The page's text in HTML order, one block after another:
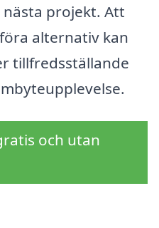
projekt. Att
alternativ kan
tillfredsställande
och utan